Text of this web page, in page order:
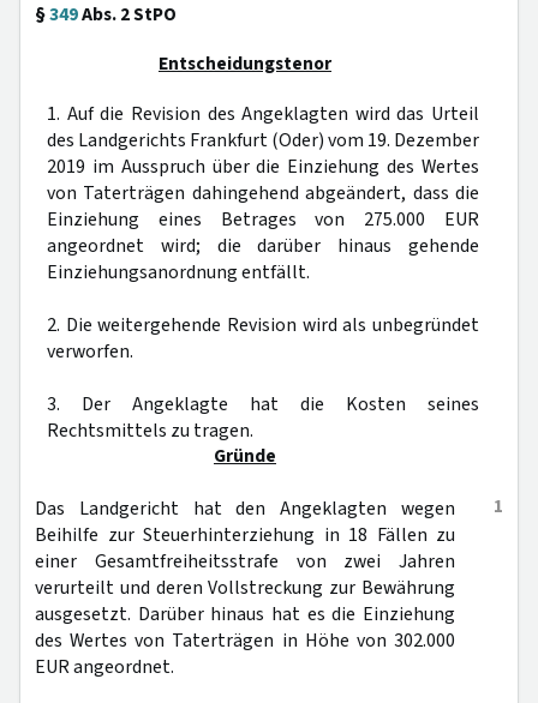
§349Abs. 2 StPO
Entscheidungstenor
1. Auf die Revision des Angeklagten wird das Urteil
des Landgerichts Frankfurt (Oder) vom 19. Dezember
2019 im Ausspruch über die Einziehung des Wertes
von Taterträgen dahingehend abgeändert, dass die
Einziehung eines Betrages von 275.000 EUR
angeordnet wird; die darüber hinaus gehende
Einziehungsanordnung entfällt.
2. Die weitergehende Revision wird als unbegründet
verworfen.
3. Der Angeklagte hat die Kosten seines
Rechtsmittels zu tragen.
Gründe
1
Das Landgericht hat den Angeklagten wegen
Beihilfe zur Steuerhinterziehung in 18 Fällen zu
einer Gesamtfreiheitsstrafe von zwei Jahren
verurteilt und deren Vollstreckung zur Bewährung
ausgesetzt. Darüber hinaus hat es die Einziehung
des Wertes von Taterträgen in Höhe von 302.000
EUR angeordnet.